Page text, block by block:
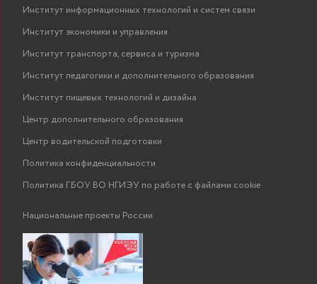
Институт информационных технологий и систем связи
Институт экономики и управления
Институт транспорта, сервиса и туризма
Институт педагогики и дополнительного образования
Институт пищевых технологий и дизайна
Центр дополнительного образования
Центр водительской подготовки
Политика конфиденциальности
Политика ГБОУ ВО НГИЭУ по работе с файлами cookie
Национальные проекты России